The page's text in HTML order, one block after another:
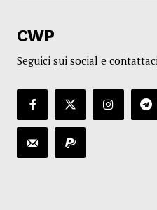
CWP
Seguici sui social e